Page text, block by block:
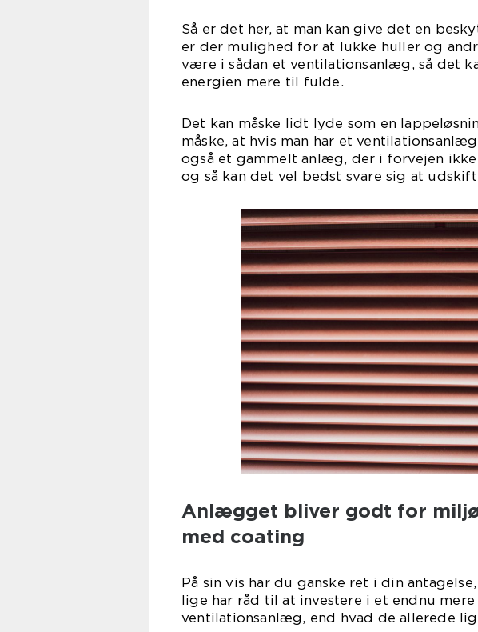
Så er det her, at man kan give det en
er der mulighed for at lukke huller og
være i sådan et ventilationsanlæg, så det
energien mere til fulde.
Det kan måske lidt lyde som en
måske, at hvis man har et
også et gammelt anlæg, der i forvejen
og så kan det vel bedst svare sig at
Anlægget bliver godt for
med coating
På sin vis har du ganske ret i din
lige har råd til at investere i et endnu
ventilationsanlæg, end hvad de allerede